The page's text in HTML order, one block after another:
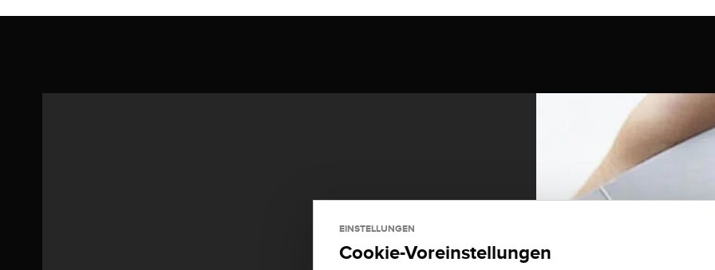
EINSTELLUNGEN
Cookie-Voreinstellungen